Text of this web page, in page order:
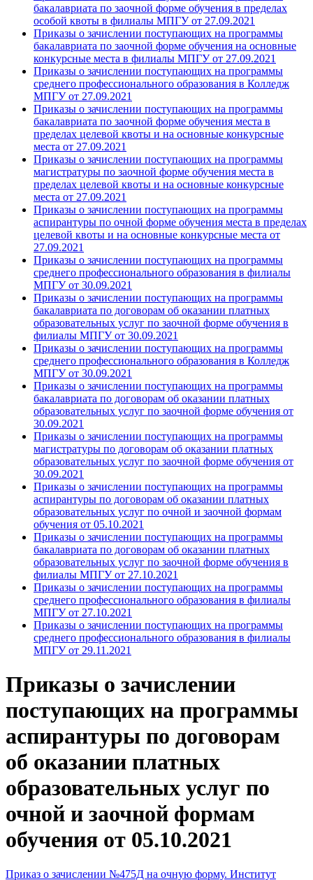
бакалавриата по заочной форме обучения в пределах
особой квоты в филиалы МПГУ от 27.09.2021
Приказы о зачислении поступающих на программы
бакалавриата по заочной форме обучения на основные
конкурсные места в филиалы МПГУ от 27.09.2021
Приказы о зачислении поступающих на программы
среднего профессионального образования в Колледж
МПГУ от 27.09.2021
Приказы о зачислении поступающих на программы
бакалавриата по заочной форме обучения места в
пределах целевой квоты и на основные конкурсные
места от 27.09.2021
Приказы о зачислении поступающих на программы
магистратуры по заочной форме обучения места в
пределах целевой квоты и на основные конкурсные
места от 27.09.2021
Приказы о зачислении поступающих на программы
аспирантуры по очной форме обучения места в пределах
целевой квоты и на основные конкурсные места от
27.09.2021
Приказы о зачислении поступающих на программы
среднего профессионального образования в филиалы
МПГУ от 30.09.2021
Приказы о зачислении поступающих на программы
бакалавриата по договорам об оказании платных
образовательных услуг по заочной форме обучения в
филиалы МПГУ от 30.09.2021
Приказы о зачислении поступающих на программы
среднего профессионального образования в Колледж
МПГУ от 30.09.2021
Приказы о зачислении поступающих на программы
бакалавриата по договорам об оказании платных
образовательных услуг по заочной форме обучения от
30.09.2021
Приказы о зачислении поступающих на программы
магистратуры по договорам об оказании платных
образовательных услуг по заочной форме обучения от
30.09.2021
Приказы о зачислении поступающих на программы
аспирантуры по договорам об оказании платных
образовательных услуг по очной и заочной формам
обучения от 05.10.2021
Приказы о зачислении поступающих на программы
бакалавриата по договорам об оказании платных
образовательных услуг по заочной форме обучения в
филиалы МПГУ от 27.10.2021
Приказы о зачислении поступающих на программы
среднего профессионального образования в филиалы
МПГУ от 27.10.2021
Приказы о зачислении поступающих на программы
среднего профессионального образования в филиалы
МПГУ от 29.11.2021
Приказы о зачислении
поступающих на программы
аспирантуры по договорам
об оказании платных
образовательных услуг по
очной и заочной формам
обучения от 05.10.2021
Приказ о зачислении №475Д на очную форму. Институт